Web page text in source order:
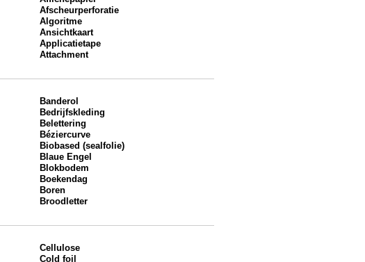
Afscheurperforatie
Algoritme
Ansichtkaart
Applicatietape
Attachment
Banderol
Bedrijfskleding
Belettering
Béziercurve
Biobased (sealfolie)
Blaue Engel
Blokbodem
Boekendag
Boren
Broodletter
Cellulose
Cold foil